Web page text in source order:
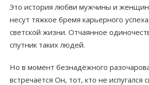
Это история любви мужчины и
несут тяжкое бремя карьерного
светской жизни. Отчаянное
спутник таких людей.
Но в момент безнадёжного
встречается Он, тот, кто не испугался